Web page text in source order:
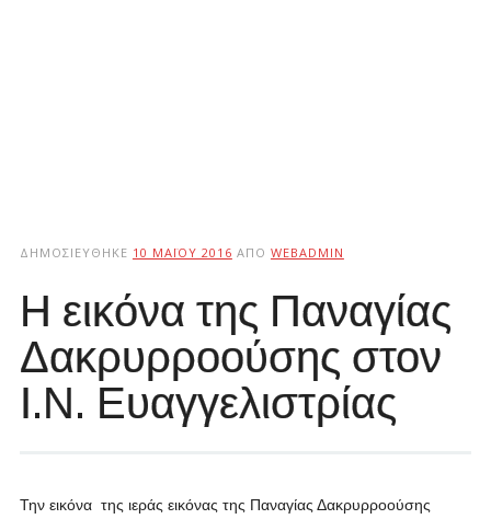
ΔΗΜΟΣΙΕΎΘΗΚΕ 10 ΜΑΪ́ΟΥ 2016 ΑΠΌ WEBADMIN
Η εικόνα της Παναγίας
Δακρυρροούσης στον
Ι.Ν. Ευαγγελιστρίας
Την εικόνα της ιεράς εικόνας της Παναγίας Δακρυρροούσης